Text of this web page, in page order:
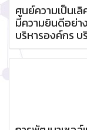
ศูนย์ความเป็นเ
มีความยินดีอย่า
บริหารองค์กร